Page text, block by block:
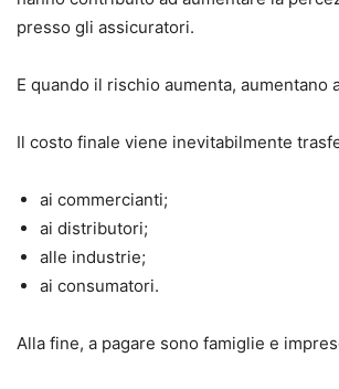
presso gli assicuratori.
E quando il rischio aumenta, aumentano
Il costo finale viene inevitabilmente
ai commercianti;
ai distributori;
alle industrie;
ai consumatori.
Alla fine, a pagare sono famiglie e